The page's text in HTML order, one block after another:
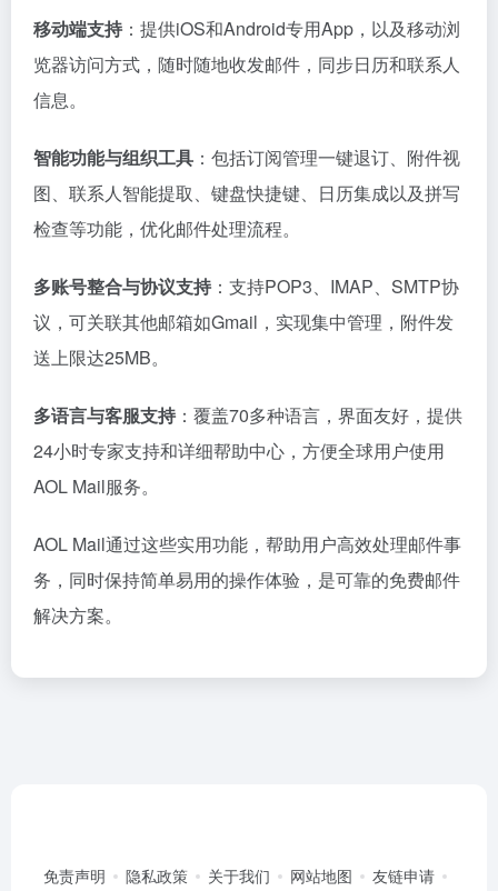
移动端支持 ：提供iOS和Android专用App，以及移动浏
览器访问方式，随时随地收发邮件，同步日历和联系人
信息。
智能功能与组织工具 ：包括订阅管理一键退订、附件视
图、联系人智能提取、键盘快捷键、日历集成以及拼写
检查等功能，优化邮件处理流程。
多账号整合与协议支持 ：支持POP3、IMAP、SMTP协
议，可关联其他邮箱如Gmail，实现集中管理，附件发
送上限达25MB。
多语言与客服支持 ：覆盖70多种语言，界面友好，提供
24小时专家支持和详细帮助中心，方便全球用户使用
AOL Mail服务。
AOL Mail通过这些实用功能，帮助用户高效处理邮件事
务，同时保持简单易用的操作体验，是可靠的免费邮件
解决方案。
免责声明 隐私政策 关于我们 网站地图
友链申请